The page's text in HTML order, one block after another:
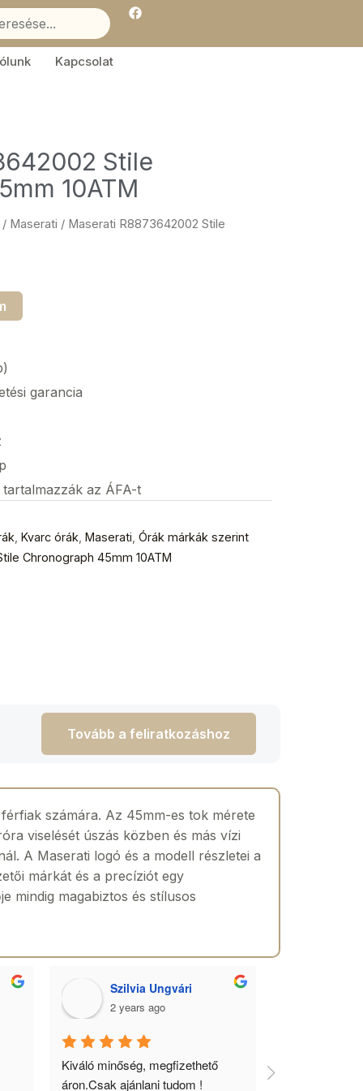
F
a
e
Kapcsolat
Stile
10ATM
/ Maserati / Maserati R8873642002 Stile
garancia
az ÁFA-t
Kvarc órák Maserati Órák márkák szerint
Chronograph 45mm 10ATM
Tovább a feliratkozáshoz
számára. Az 45mm-es tok mérete
viselését úszás közben és más vízi
A Maserati logó és a modell részletei a
márkát és a precíziót egy
mindig magabiztos és stílusos
Szilvia Ungvári
2 years ago
Kiváló minőség, megfizethető
áron.Csak ajánlani tudom !